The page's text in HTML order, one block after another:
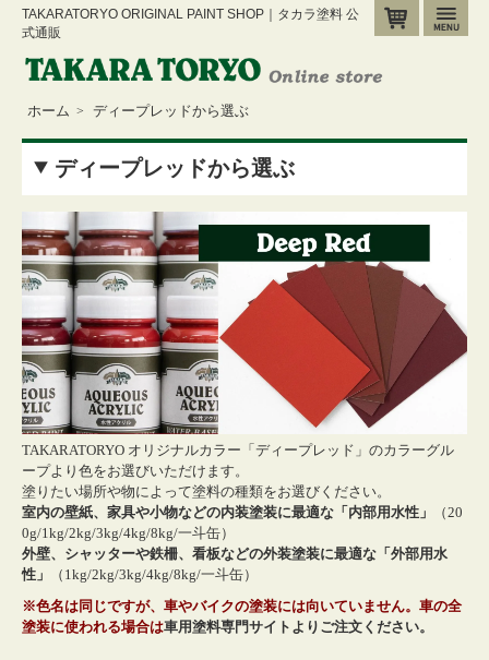
カート
TAKARATORYO ORIGINAL PAINT SHOP｜タカラ塗料 公
式通販
ホーム > ディープレッドから選ぶ
ディープレッドから選ぶ
TAKARATORYO オリジナルカラー 「ディープレッド」のカラーグル
ープより色をお選びいただけます。
塗りたい場所や物によって塗料の種類をお選びください。
室内の壁紙、家具や小物などの内装塗装に最適な「内部用水性」
（20
0g/1kg/2kg/3kg/4kg/8kg/一斗缶）
外壁、シャッターや鉄柵、看板などの外装塗装に最適な「外部用水
性」
（1kg/2kg/3kg/4kg/8kg/一斗缶）
※色名は同じですが、車やバイクの塗装には向いていません。車の全
塗装に使われる場合は車用塗料専門サイトよりご注文ください。